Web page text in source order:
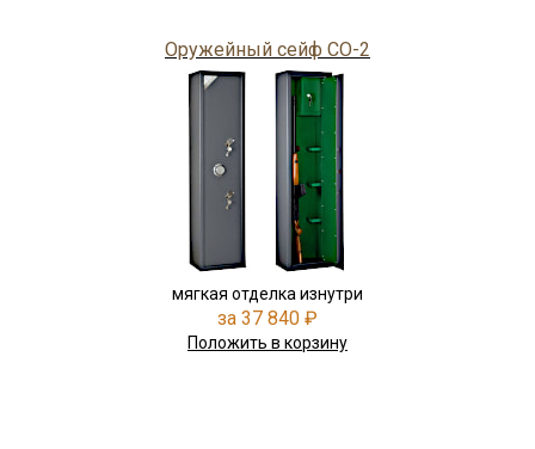
Оружейный сейф СО-2
мягкая отделка изнутри
за 37 840 ₽
Положить в корзину